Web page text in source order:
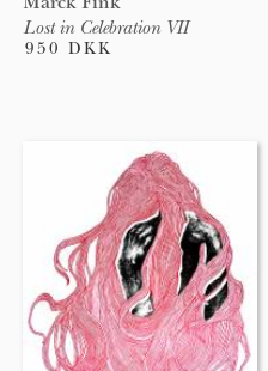
Lost in Celebration VII
950 DKK